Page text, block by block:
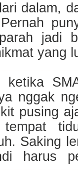
dalam,
jadi
yang
ketika
nggak
pusing
Saking
harus